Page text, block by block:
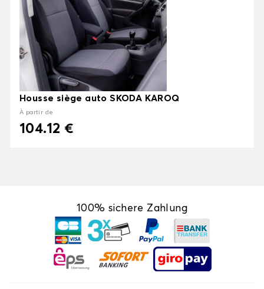
Housse siège auto SKODA KAROQ
À partir de
104.12 €
100% sichere Zahlung